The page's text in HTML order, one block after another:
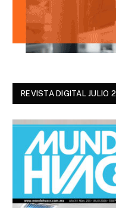
REVISTA DIGITAL JULIO